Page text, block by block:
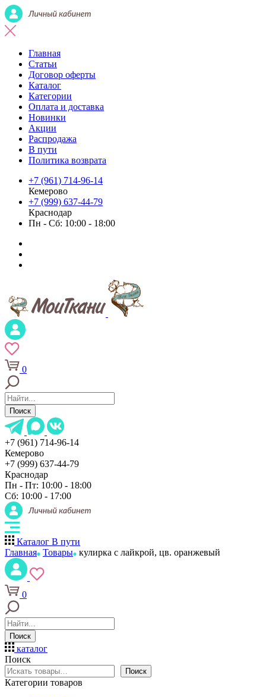
Главная
Статьи
Договор оферты
Каталог
Категории
Оплата и доставка
Новинки
Акции
Распродажа
В пути
Политика возврата
+7 (961) 714-96-14
Кемерово
+7 (999) 637-44-79
Краснодар
Пн - Сб: 10:00 - 18:00
0
Поиск
+7 (961) 714-96-14
Кемерово
+7 (999) 637-44-79
Краснодар
Пн - Пт: 10:00 - 18:00
Сб: 10:00 - 17:00
Каталог В пути
Главная Товары кулирка с лайкрой, цв. оранжевый
0
Поиск
каталог
Поиск
Поиск
Категории товаров